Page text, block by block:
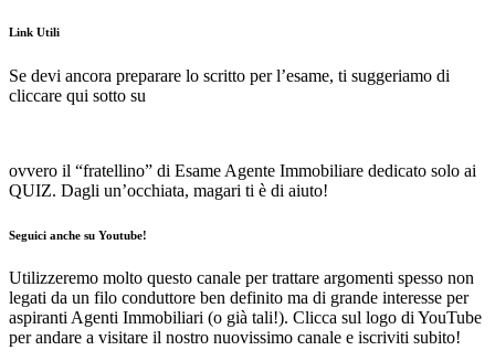
Link Utili
Se devi ancora preparare lo scritto per l’esame, ti suggeriamo di
cliccare qui sotto su
ovvero il “fratellino” di Esame Agente Immobiliare dedicato solo ai
QUIZ. Dagli un’occhiata, magari ti è di aiuto!
Seguici anche su Youtube!
Utilizzeremo molto questo canale per trattare argomenti spesso non
legati da un filo conduttore ben definito ma di grande interesse per
aspiranti Agenti Immobiliari (o già tali!). Clicca sul logo di YouTube
per andare a visitare il nostro nuovissimo canale e iscriviti subito!